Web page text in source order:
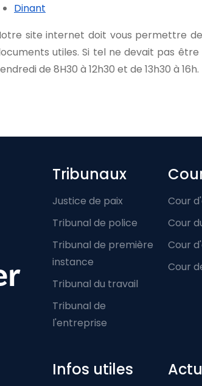
Dinant
site internet doit vous permettre
utiles. Si tel ne devait pas
de 8H30 à 12h30 et de 13h30 à
Footer-
Tribunaux
Justice de paix
Tribunal de police
Tribunal de première
instance
Tribunal du travail
Tribunal de
l'entreprise
Cour
Cour
Cour
Cour
Infos utiles